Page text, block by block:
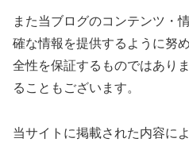
また当ブログのコンテンツ・
確な情報を提供するように努
全性を保証するものではあり
ることもございます。
当サイトに掲載された内容に